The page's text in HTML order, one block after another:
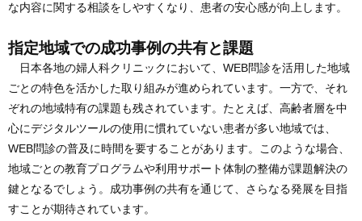
な内容に関する相談をしやすくなり、患者の安心感が向上します。
指定地域での成功事例の共有と課題
日本各地の婦人科クリニックにおいて、WEB問診を活用した地域
ごとの特色を活かした取り組みが進められています。一方で、それ
ぞれの地域特有の課題も残されています。たとえば、高齢者層を中
心にデジタルツールの使用に慣れていない患者が多い地域では、
WEB問診の普及に時間を要することがあります。このような場合、
地域ごとの教育プログラムや利用サポート体制の整備が課題解決の
鍵となるでしょう。成功事例の共有を通じて、さらなる発展を目指
すことが期待されています。